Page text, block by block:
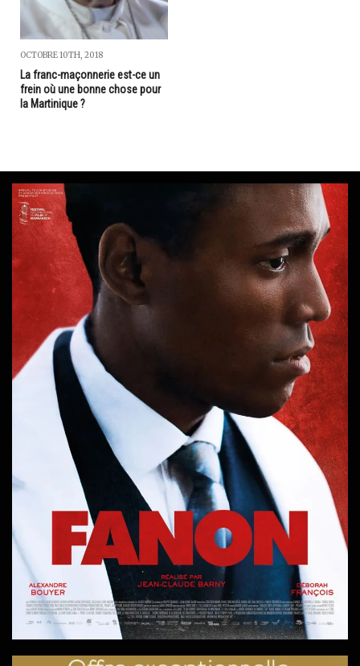
OCTOBRE 10TH, 2018
La franc-maçonnerie est-ce un
frein où une bonne chose pour
la Martinique ?